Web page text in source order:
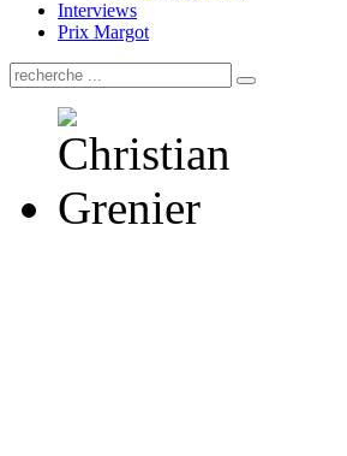
Interviews
Prix Margot